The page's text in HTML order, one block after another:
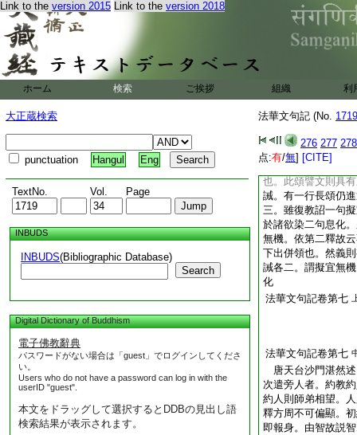
Link to the version 2015 Link to the version 2018
ホーム 検索 ご挨拶 組織 利
大正蔵検索
punctuation Hangul Eng
TextNo. Vol. Page
INBUDS
INBUDS(Bibliographic Database)
Search
Digital Dictionary of Buddhism
電子佛教辭典
パスワードがない場合は「guest」でログインしてくださ
い。
Users who do not have a password can log in with the
userID "guest".
本文をドラッグして選択するとDDBの見出し語
検索結果が表示されます。
法華文句記 (No.
276 277 278
点:有/無] [CITE]
擬宜也。父雖憐愍
即放捨也。長行合
云如來復作是念若
以者何是諸衆生未
前後三譬。次方以
者。牒初不得一譬
下牒施小。然後各
息化。次如來亦復
故云廣也。偈中但
救濟下四行半。頌
頌不受。嬉戲一句
也。此頌譬文則具
誡。有一行長頌仍
三。雖復教詔一句
於諸欲染二句息化
無機。依第二釋故
下出併領也。然義
誡各二。謂擬宜無
化
法華文句記卷第七
法華文句記卷第七
唐天台沙門湛然
次遣旁人者。約教
約人則師弟相望。
釋方周不可偏顯。
即報身。由智故説